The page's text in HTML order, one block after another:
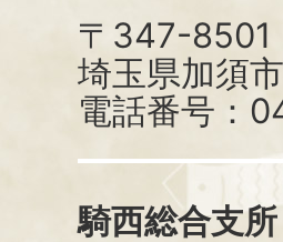
〒347-8501
埼玉県加須
電話番号：
騎西総合支所